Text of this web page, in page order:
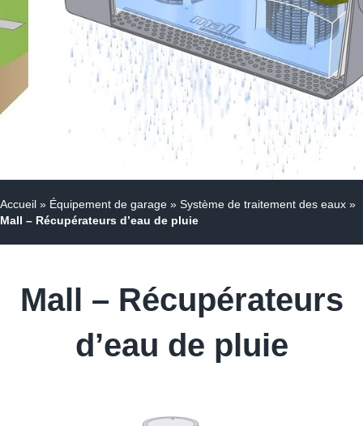
Accueil » Équipement de garage » Système de traitement des eaux »
Mall – Récupérateurs d’eau de pluie
Mall – Récupérateurs
d’eau de pluie